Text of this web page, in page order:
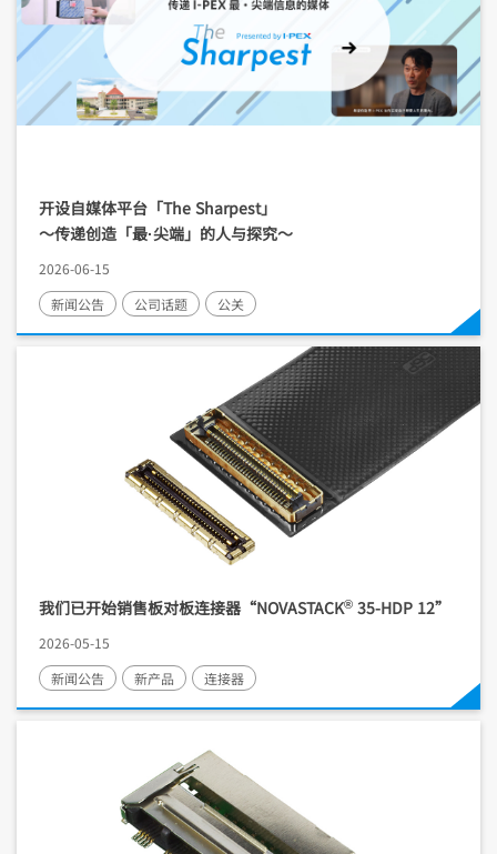
开设自媒体平台「The Sharpest」
～传递创造「最·尖端」的人与探究～
2026-06-15
新闻公告
公司话题 公关
我们已开始销售板对板连接器“NOVASTACK® 35-HDP 12”
2026-05-15
新闻公告
新产品 连接器